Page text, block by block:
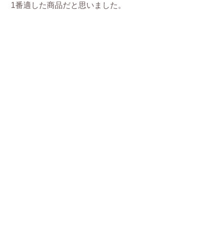
1番適した商品だと思いました。